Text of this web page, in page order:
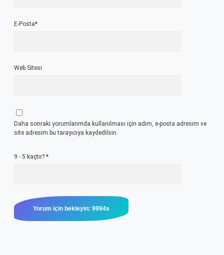
E-Posta*
Web Sitesi
Daha sonraki yorumlarımda kullanılması için adım, e-posta adresim ve
site adresim bu tarayıcıya kaydedilsin.
9 - 5 kaçtır? *